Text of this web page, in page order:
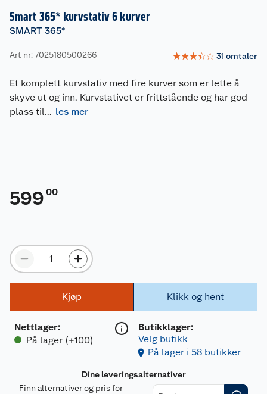
Smart 365* kurvstativ 6 kurver
SMART 365*
Art nr: 7025180500266 ☆☆☆☆☆ 31 omtaler
Et komplett kurvstativ med fire kurver som er lette å
skyve ut og inn. Kurvstativet er frittstående og har god
plass til... les mer
599 00
Kjøp
Nettlager:
På lager (+100)
Klikk og hent
Butikklager:
Velg butikk
På lager i 58 butikker
Dine leveringsalternativer
Finn alternativer og pris for